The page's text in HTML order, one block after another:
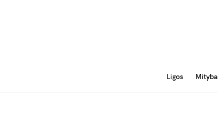
Ligos Mityba